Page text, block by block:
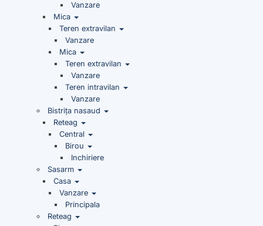
Vanzare
Mica
Teren extravilan
Vanzare
Mica
Teren extravilan
Vanzare
Teren intravilan
Vanzare
Bistrița nasaud
Reteag
Central
Birou
Inchiriere
Sasarm
Casa
Vanzare
Principala
Reteag